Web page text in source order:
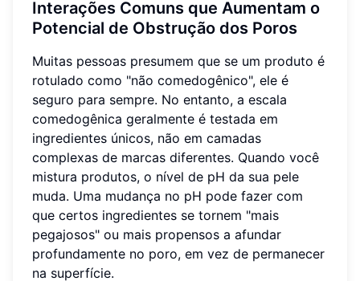
Interações Comuns que Aumentam o
Potencial de Obstrução dos Poros
Muitas pessoas presumem que se um produto é
rotulado como "não comedogênico", ele é
seguro para sempre. No entanto, a escala
comedogênica geralmente é testada em
ingredientes únicos, não em camadas
complexas de marcas diferentes. Quando você
mistura produtos, o nível de pH da sua pele
muda. Uma mudança no pH pode fazer com
que certos ingredientes se tornem "mais
pegajosos" ou mais propensos a afundar
profundamente no poro, em vez de permanecer
na superfície.